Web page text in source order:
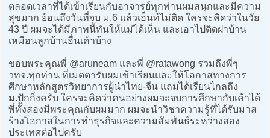
ตลอดเวลาที่ได้เข้าเรียนกับอาจารย์ทุกท่านผมสนุกและมีความ
สุขมาก ย้อนถึงวันที่จบ ม.6 แล้วเอ็นท์ไม่ติด ใครจะคิดว่าในวัย
43 ปี ผมจะได้มีภาพนี้ทันให้แม่ได้เห็น และเอาไปติดฝาบ้าน
เหมือนลูกบ้านอื่นเค้าบ้าง
ขอบพระคุณพี่ @aruneam และพี่ @ratawong รวมถึงพี่ๆ
วทจ.ทุกท่าน ที่เมตตารับผมเข้าเรียนและให้โอกาสทางการ
ศึกษาหลักสูตรวิทยาการผู้นำไทย-จีน แถมได้เรียนไกลถึง
ม.ปักกิ่งครับ ใครจะคิดว่าคนอย่างผมจะจบการศึกษากับเค้าได้
พี่ทั้งสองมีพระคุณกับผมมาก ผมจะนำวิชาความรู้ที่ได้รับมาส
ร้างโอกาสในการทำธุรกิจและความสัมพันธ์ระหว่างสอง
ประเทศต่อไปครับ